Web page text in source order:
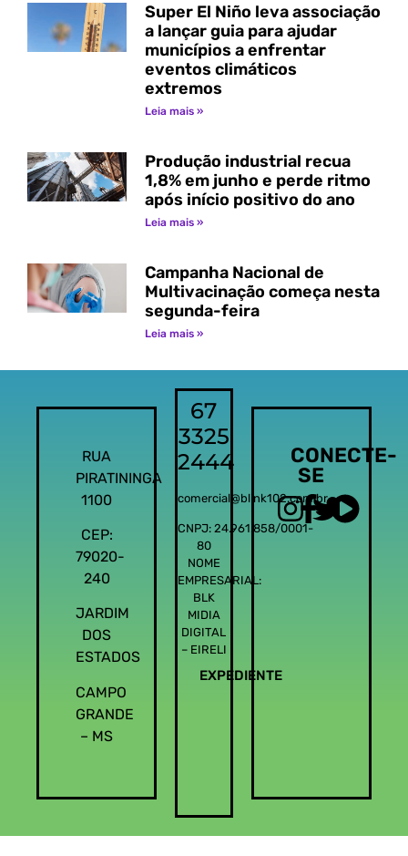
Super El Niño leva associação
a lançar guia para ajudar
municípios a enfrentar
eventos climáticos
extremos
Leia mais »
Produção industrial recua
1,8% em junho e perde ritmo
após início positivo do ano
Leia mais »
Campanha Nacional de
Multivacinação começa nesta
segunda-feira
Leia mais »
RUA
PIRATININGA
1100
CEP:
79020-
240
JARDIM
DOS
ESTADOS
CAMPO
GRANDE
– MS
67
3325
2444
comercial@blink102.com.br
CNPJ: 24.961.858/0001-
80
NOME
EMPRESARIAL:
BLK
MIDIA
DIGITAL
– EIRELI
EXPEDIENTE
CONECTE-
SE